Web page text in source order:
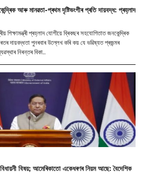
আৰু মানৱতা-প্ৰথম দৃষ্টিভংগীৰ প্ৰতি দায়বদ্ধ: প্ৰহ্লাদ
শিক্ষামন্ত্ৰী প্ৰহ্লাদ যোশীয়ে ব্ৰিকছৰ সহযোগিতাত জনকেন্দ্ৰিক
দায়বদ্ধতা পুনৰবাৰ উল্লেখ কৰি কয় যে ভৱিষ্যত প্ৰজন্মৰ
নিৰন্তৰ বিকা..
বিষয়; আমেৰিকাতো একেধৰণৰ নিয়ম আছে: বৈদেশিক